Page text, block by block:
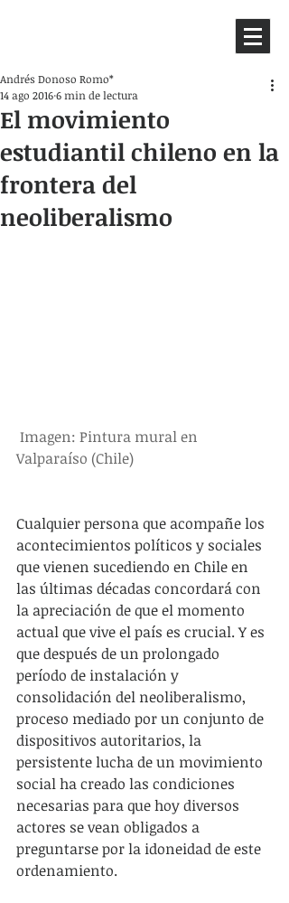
El movimiento
estudiantil chileno en la
frontera del
neoliberalismo
Andrés Donoso Romo*
14 ago 20166 min de lectura
Valparaíso (Chile)
Cualquier persona que acompañe los
acontecimientos políticos y sociales
que vienen sucediendo en Chile en
las últimas décadas concordará con
la apreciación de que el momento
actual que vive el país es crucial. Y es
que después de un prolongado
período de instalación y
consolidación del neoliberalismo,
proceso mediado por un conjunto de
dispositivos autoritarios, la
persistente lucha de un movimiento
social ha creado las condiciones
necesarias para que hoy diversos
actores se vean obligados a
preguntarse por la idoneidad de este
ordenamiento.